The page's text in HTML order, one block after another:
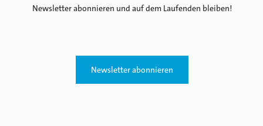
Newsletter abonnieren und auf dem Laufenden bleiben!
Newsletter abonnieren